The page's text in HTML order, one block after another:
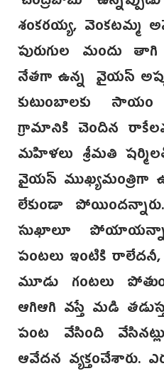
శంకరయ్య, వెంకటమ్మ అనే
పురుగుల మందు
నేతగా ఉన్న వైయస్
కుటుంబాలకు
గ్రామానికి చెందిన
మహిళలు శ్రీమతి
వైయస్ ముఖ్యమంత్రిగా
లేకుండా
సుఖాలూ
పంటలు ఇంటికి రాలేదనీ,
మూడు గంటలు
ఆగిఆగి వస్తే మడి
పంట వేసింది
ఆవేదన వ్యక్తంచేశారు.